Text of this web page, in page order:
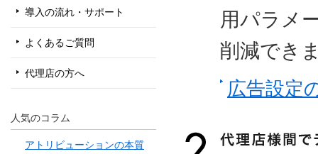
導入の流れ・サポート
よくあるご質問
代理店の方へ
人気のコラム
アトリビューションの本質
用パラメ
削減でき
広告設定